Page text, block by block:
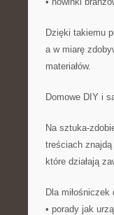
Dzięki takiemu
a w miarę
materiałów.
Domowe DIY i
Na sztuka-
treściach
które działają
Dla
• porady jak